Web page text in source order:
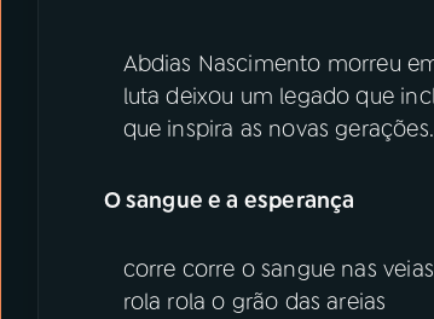
Abdias Nascimento morreu
luta deixou um legado que
que inspira as novas
O sangue e a esperança
corre corre o sangue nas veias
rola rola o grão das areias